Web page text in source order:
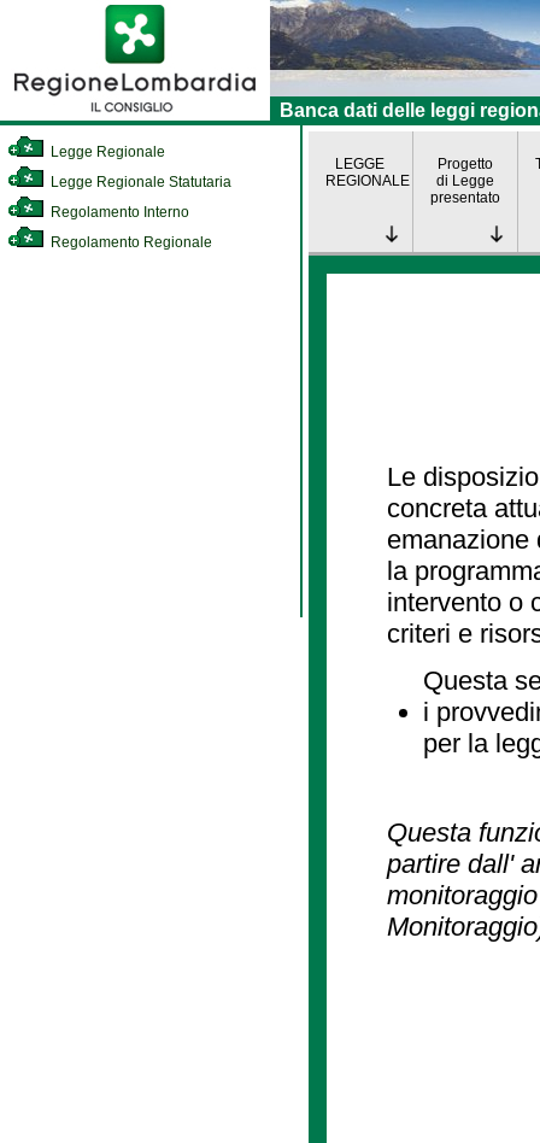
Banca dati delle leggi
Legge Regionale
Legge Regionale Statutaria
Regolamento Interno
Regolamento Regionale
LEGGE
REGIONALE
Progetto
di Legge
presentato
Le
concreta
emanazione
la
intervento o
criteri e
Questa
i
per la
Questa
partire dall'